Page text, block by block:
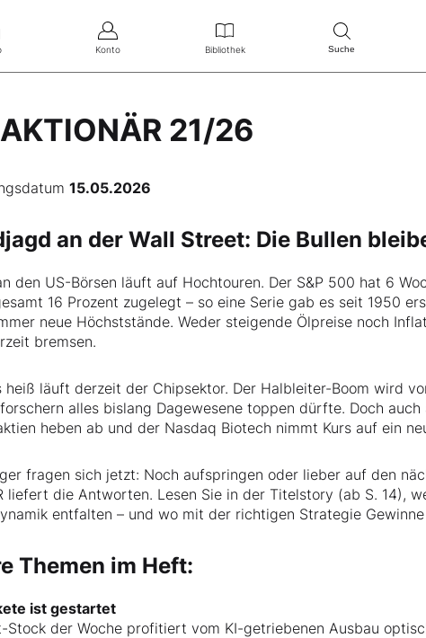
Konto Bibliothek Suche
21/26
15.05.2026
an der Wall Street: Die Bullen
den US-Börsen läuft auf Hochtouren. Der S&P 500 hat 6
16 Prozent zugelegt – so eine Serie gab es seit 1950
neue Höchststände. Weder steigende Ölpreise noch
bremsen.
heiß läuft derzeit der Chipsektor. Der Halbleiter-Boom wird
alles bislang Dagewesene toppen dürfte. Doch
heben ab und der Nasdaq Biotech nimmt Kurs auf ein
fragen sich jetzt: Noch aufspringen oder lieber auf den
liefert die Antworten. Lesen Sie in der Titelstory (ab S. 14),
entfalten – und wo mit der richtigen Strategie
Themen im Heft:
ist gestartet
Stock der Woche profitiert vom KI-getriebenen Ausbau